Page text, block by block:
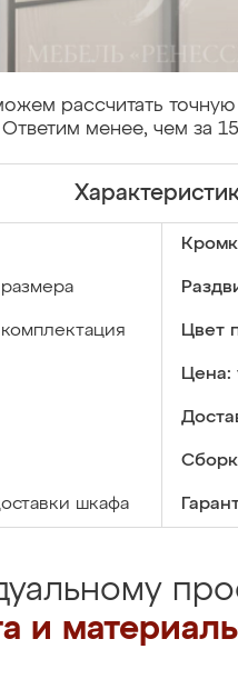
рассчитать точную
Ответим менее, чем за
Цвет
Цена:
шкафа
и